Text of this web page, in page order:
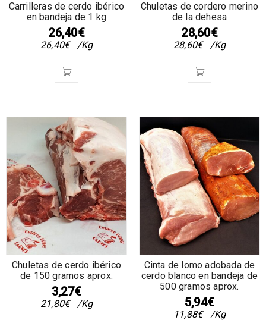
Carrilleras de cerdo ibérico
en bandeja de 1 kg
26,40€
26,40€ /Kg
Chuletas de cordero merino
de la dehesa
28,60€
28,60€ /Kg
Chuletas de cerdo ibérico
de 150 gramos aprox.
3,27€
21,80€ /Kg
Cinta de lomo adobada de
cerdo blanco en bandeja de
500 gramos aprox.
5,94€
11,88€ /Kg